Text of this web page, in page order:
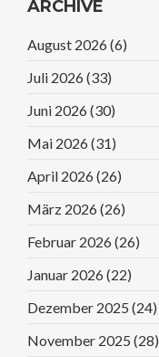
ARCHIVE
August 2026 (6)
Juli 2026 (33)
Juni 2026 (30)
Mai 2026 (31)
April 2026 (26)
März 2026 (26)
Februar 2026 (26)
Januar 2026 (22)
Dezember 2025 (24)
November 2025 (28)